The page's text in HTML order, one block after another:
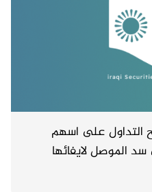
التداول على اسهم
الموصل لايفائها
الختامية لسنة